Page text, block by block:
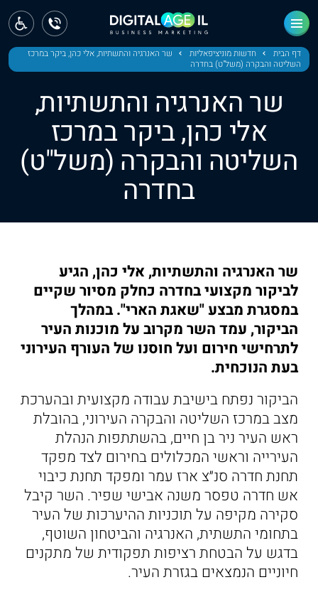
דף הבית חדשות מוניציפאליות
שר האנרגיה והתשתיות, אלי כהן, ביקר במרכז
השליטה והבקרה (משל"ט) בחדרה
שר האנרגיה והתשתיות,
אלי כהן, ביקר במרכז
השליטה והבקרה (משל"ט)
בחדרה
שר האנרגיה והתשתיות, אלי כהן, הגיע
לביקור מקצועי בחדרה כחלק מסיור שקיים
במסגרת מבצע "שאגת הארי". במהלך
הביקור, עמד השר מקרוב על מוכנות העיר
לתרחישי חירום ועל חוסנו של העורף העירוני
בעת הנוכחית.
הביקור נפתח בישיבת עבודה מקצועית ובהערכת
מצב במרכז השליטה והבקרה העירוני, בהובלת
ראש העיר ניר בן חיים, בהשתתפות הנהלת
העירייה וראשי המכלולים בחירום לצד מפקד
תחנת חדרה סנ״צ ארז עמר ומפקד תחנת כיבוי
אש חדרה טפסר משנה אבישי שפיר. השר קיבל
סקירה מקיפה על תוכניות ההיערכות של העיר
בתחומי התשתית, האנרגיה והביטחון השוטף,
בדגש על הבטחת רציפות תפקודית של מתקנים
חיוניים הנמצאים בגזרת העיר.
ראשי
חדשות
מחוז חיפה
מחוז מרכז
מחוז דרום